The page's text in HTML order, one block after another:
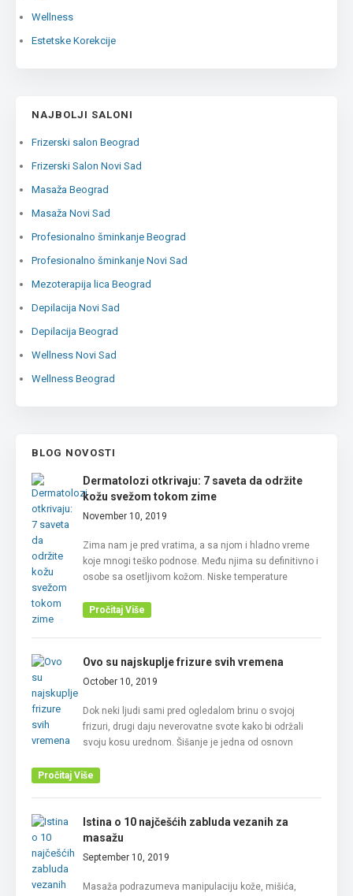
Wellness
Estetske Korekcije
NAJBOLJI SALONI
Frizerski salon Beograd
Frizerski Salon Novi Sad
Masaža Beograd
Masaža Novi Sad
Profesionalno šminkanje Beograd
Profesionalno šminkanje Novi Sad
Mezoterapija lica Beograd
Depilacija Novi Sad
Depilacija Beograd
Wellness Novi Sad
Wellness Beograd
BLOG NOVOSTI
Dermatolozi otkrivaju: 7 saveta da održite
kožu svežom tokom zime
November 10, 2019
Zima nam je pred vratima, a sa njom i hladno vreme
koje mnogi teško podnose. Među njima su definitivno i
osobe sa osetljivom kožom. Niske temperature
Pročitaj Više
Ovo su najskuplje frizure svih vremena
October 10, 2019
Dok neki ljudi sami pred ogledalom brinu o svojoj
frizuri, drugi daju neverovatne svote kako bi održali
svoju kosu urednom. Šišanje je jedna od osnovn
Pročitaj Više
Istina o 10 najčešćih zabluda vezanih za
masažu
September 10, 2019
Masaža podrazumeva manipulaciju kože, mišića,